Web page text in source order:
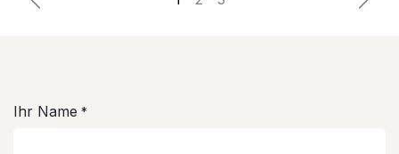
Zurück
Ihr Name *